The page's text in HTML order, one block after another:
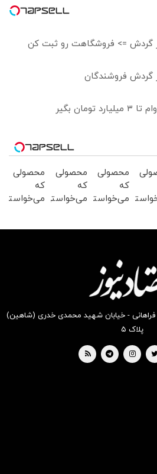
بگیر
محصولی
که
می‌خواستی
بخر !
محصولی
که
می‌خواستی
محصولی
که
می‌خواستی
فراهانی - خیابان شهید محمدی خدری (شاهین)
پلاک ۵